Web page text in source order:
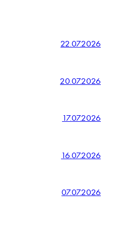
22.07.2026
20.07.2026
17.07.2026
16.07.2026
07.07.2026